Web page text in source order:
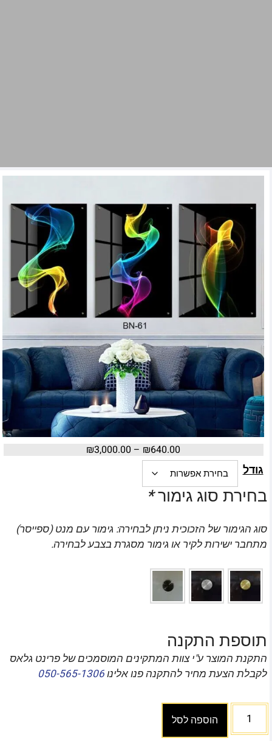
₪640.00
–
₪3,000.00
גודל
בחירת סוג גימור*
סוג הגימור של הזכוכית ניתן לבחירה: גימור עם מנט (ספייסר)
מתחבר ישירות לקיר או גימור מסגרת בצבע לבחירה.
תוספת התקנה
התקנת המוצר ע"י צוות המתקינים המוסמכים של פרינט גלאס
לקבלת הצעת מחיר להתקנה פנו אלינו050-565-1306
הוספה לסל